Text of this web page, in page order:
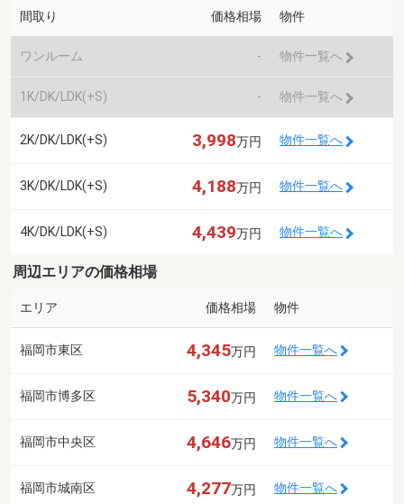
間取り 価格相場 物件
ワンルーム - 物件一覧へ
1K/DK/LDK(+S) - 物件一覧へ
2K/DK/LDK(+S) 3,998万円 物件一覧へ
3K/DK/LDK(+S) 4,188万円 物件一覧へ
4K/DK/LDK(+S) 4,439万円 物件一覧へ
周辺エリアの価格相場
エリア 価格相場 物件
福岡市東区 4,345万円 物件一覧へ
福岡市博多区 5,340万円 物件一覧へ
福岡市中央区 4,646万円 物件一覧へ
福岡市城南区 4,277万円 物件一覧へ